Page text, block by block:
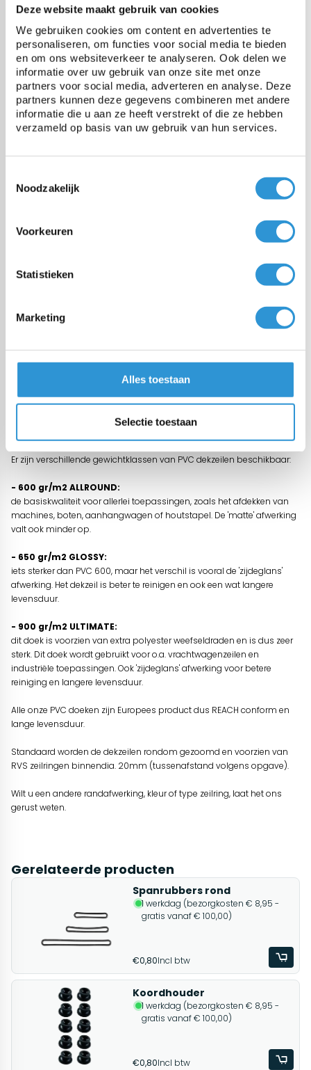
Deze website maakt gebruik van cookies
We gebruiken cookies om content en advertenties te
personaliseren, om functies voor social media te bieden
en om ons websiteverkeer te analyseren. Ook delen we
informatie over uw gebruik van onze site met onze
partners voor social media, adverteren en analyse. Deze
partners kunnen deze gegevens combineren met andere
informatie die u aan ze heeft verstrekt of die ze hebben
verzameld op basis van uw gebruik van hun services.
Noodzakelijk
Voorkeuren
Statistieken
Marketing
Alles toestaan
Selectie toestaan
Treksterkte 2500 N/5cm
Scheurweerstand 250N
Temperatuurbestendigheid -30 tot +70°C
PVC/polyester van 650 gr/m2 is heel sterk en goed UV bestendig.
Door de hoogglans afwerking is het goed schoon te houden. Het is
Tips
Schoonmaken met zeepsop en zachte borstel, geen hoge druk
Er zijn verschillende gewichtklassen van PVC dekzeilen beschikbaar:
- 600 gr/m2 ALLROUND:
de basiskwaliteit voor allerlei toepassingen, zoals het afdekken van
machines, boten, aanhangwagen of houtstapel. De 'matte' afwerking
valt ook minder op.
- 650 gr/m2 GLOSSY:
iets sterker dan PVC 600, maar het verschil is vooral de 'zijdeglans'
afwerking. Het dekzeil is beter te reinigen en ook een wat langere
levensduur.
- 900 gr/m2 ULTIMATE:
dit doek is voorzien van extra polyester weefseldraden en is dus zeer
sterk. Dit doek wordt gebruikt voor o.a. vrachtwagenzeilen en
industriële toepassingen. Ook 'zijdeglans' afwerking voor betere
reiniging en langere levensduur.
Alle onze PVC doeken zijn Europees product dus REACH conform en
lange levensduur.
Standaard worden de dekzeilen rondom gezoomd en voorzien van
RVS zeilringen binnendia. 20mm (tussenafstand volgens opgave).
Wilt u een andere randafwerking, kleur of type zeilring, laat het ons
gerust weten.
Gerelateerde producten
Spanrubbers rond
1 werkdag (bezorgkosten € 8,95 -
gratis vanaf € 100,00)
€0,80Incl btw
Koordhouder
1 werkdag (bezorgkosten € 8,95 -
gratis vanaf € 100,00)
€0,80Incl btw